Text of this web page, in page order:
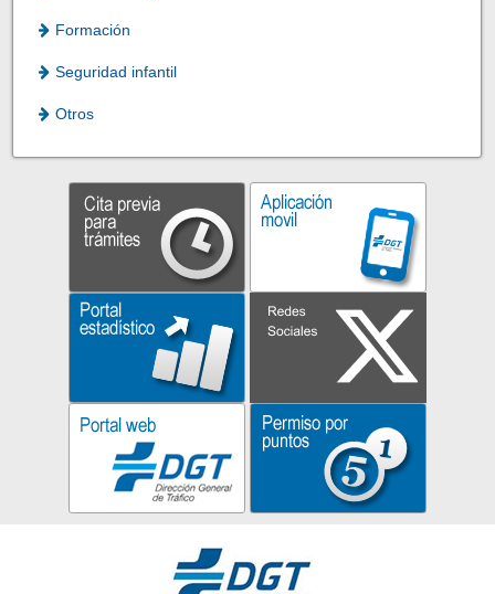
Formación
Seguridad infantil
Otros